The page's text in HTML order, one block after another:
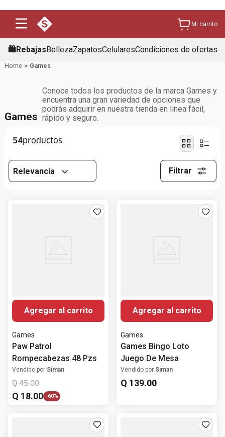
Mi carrito
🛍️RebajasBellezaZapatosCelularesCondiciones de ofertas
Games
Games
Conoce todos los productos de la marca Games y
encuentra una gran variedad de opciones que
podrás adquirir en nuestra tienda en línea fácil,
rápido y seguro.
54
Relevancia Filtrar
Agregar al carrito
Games
Paw Patrol
Rompecabezas 48 Pzs
Vendido por Siman
Q 45.00
Q 18.00 -60%
Agregar al carrito
Games
Games Bingo Loto
Juego De Mesa
Vendido por Siman
Q 139.00